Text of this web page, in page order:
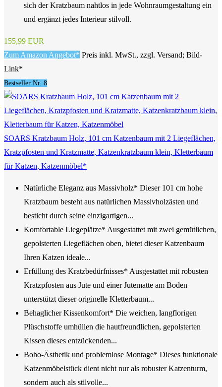
sich der Kratzbaum nahtlos in jede Wohnraumgestaltung ein
und ergänzt jedes Interieur stilvoll.
155,99 EUR
Zum Amazon Angebot* Preis inkl. MwSt., zzgl. Versand; Bild-
Link*
Bestseller Nr. 8
SOARS Kratzbaum Holz, 101 cm Katzenbaum mit 2 Liegeflächen,
Kratzpfosten und Kratzmatte, Katzenkratzbaum klein, Kletterbaum
für Katzen, Katzenmöbel*
Natürliche Eleganz aus Massivholz* Dieser 101 cm hohe
Kratzbaum besteht aus natürlichen Massivholzästen und
besticht durch seine einzigartigen...
Komfortable Liegeplätze* Ausgestattet mit zwei gemütlichen,
gepolsterten Liegeflächen oben, bietet dieser Katzenbaum
Ihren Katzen ideale...
Erfüllung des Kratzbedürfnisses* Ausgestattet mit robusten
Kratzpfosten aus Jute und einer Jutematte am Boden
unterstützt dieser originelle Kletterbaum...
Behaglicher Kissenkomfort* Die weichen, langflorigen
Plüschstoffe umhüllen die hautfreundlichen, gepolsterten
Kissen dieses entzückenden...
Boho-Ästhetik und problemlose Montage* Dieses funktionale
Katzenmöbelstück dient nicht nur als robuster Katzenturm,
sondern auch als stilvolle...